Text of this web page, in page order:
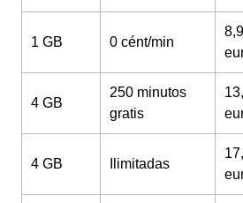
1 GB 0 cént/min
4 GB
250 minutos
gratis
4 GB Ilimitadas